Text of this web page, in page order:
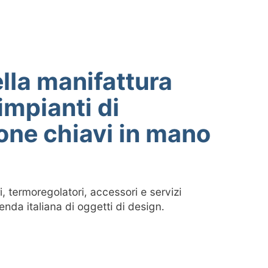
manifattura
di
chiavi in mano
termoregolatori, accessori e servizi
italiana di oggetti di design.